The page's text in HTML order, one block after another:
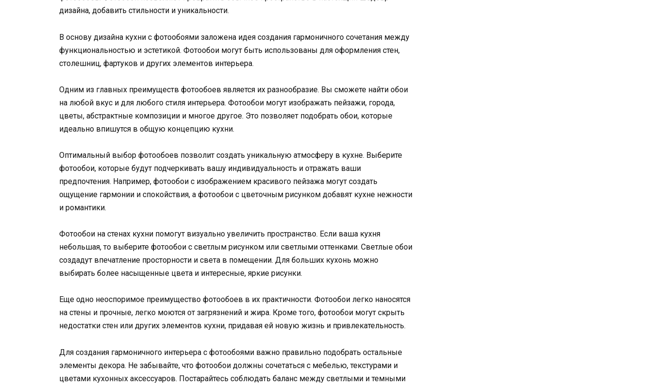
дизайна, добавить стильности и уникальности.
В основу дизайна кухни с фотообоями заложена идея создания гармоничного сочетания между
функциональностью и эстетикой. Фотообои могут быть использованы для оформления стен,
столешниц, фартуков и других элементов интерьера.
Одним из главных преимуществ фотообоев является их разнообразие. Вы сможете найти обои
на любой вкус и для любого стиля интерьера. Фотообои могут изображать пейзажи, города,
цветы, абстрактные композиции и многое другое. Это позволяет подобрать обои, которые
идеально впишутся в общую концепцию кухни.
Оптимальный выбор фотообоев позволит создать уникальную атмосферу в кухне. Выберите
фотообои, которые будут подчеркивать вашу индивидуальность и отражать ваши
предпочтения. Например, фотообои с изображением красивого пейзажа могут создать
ощущение гармонии и спокойствия, а фотообои с цветочным рисунком добавят кухне нежности
и романтики.
Фотообои на стенах кухни помогут визуально увеличить пространство. Если ваша кухня
небольшая, то выберите фотообои с светлым рисунком или светлыми оттенками. Светлые обои
создадут впечатление просторности и света в помещении. Для больших кухонь можно
выбирать более насыщенные цвета и интересные, яркие рисунки.
Еще одно неоспоримое преимущество фотообоев в их практичности. Фотообои легко наносятся
на стены и прочные, легко моются от загрязнений и жира. Кроме того, фотообои могут скрыть
недостатки стен или других элементов кухни, придавая ей новую жизнь и привлекательность.
Для создания гармоничного интерьера с фотообоями важно правильно подобрать остальные
элементы декора. Не забывайте, что фотообои должны сочетаться с мебелью, текстурами и
цветами кухонных аксессуаров. Постарайтесь соблюдать баланс между светлыми и темными